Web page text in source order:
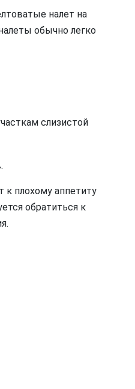
налет на
обычно легко
слизистой
плохому аппетиту
обратиться к